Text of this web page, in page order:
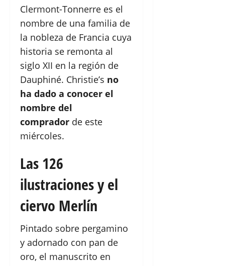
Clermont-Tonnerre es el
nombre de una familia de
la nobleza de Francia cuya
historia se remonta al
siglo XII en la región de
Dauphiné. Christie’s no
ha dado a conocer el
nombre del
comprador de este
miércoles.
Las 126
ilustraciones y el
ciervo Merlín
Pintado sobre pergamino
y adornado con pan de
oro, el manuscrito en